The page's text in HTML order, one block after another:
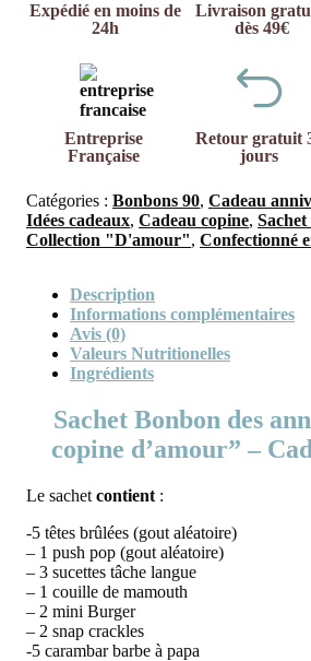
Expédié en moins de
24h
Livraison
dès 49€
Entreprise
Française
Retour gratuit
jours
Catégories : Bonbons 90, Cadeau
Idées cadeaux, Cadeau copine,
Collection "D'amour", Confectionné
Description
Informations complémentaires
Avis (0)
Valeurs Nutritionelles
Ingrédients
Sachet Bonbon des
copine d’amour” –
Le sachet contient :
-5 têtes brûlées (gout aléatoire)
– 1 push pop (gout aléatoire)
– 3 sucettes tâche langue
– 1 couille de mamouth
– 2 mini Burger
– 2 snap crackles
-5 carambar barbe à papa